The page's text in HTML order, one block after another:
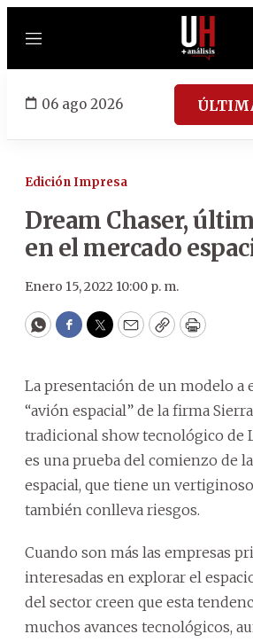
Menú
06 ago 2026
Edición Impresa
Dream Chaser,
en el mercado
Enero 15, 2022 10:00 p. m.
WhatsApp
Facebook
Twitter
EmailCopyPrint
La presentación de un modelo a
“avión espacial” de la firma
tradicional show tecnológico de
es una prueba del comienzo de
espacial, que tiene un
también conlleva riesgos.
Cuando son más las empresas
interesadas en explorar el
del sector creen que esta
muchos avances tecnológicos,